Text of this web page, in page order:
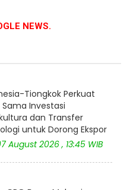
NEWS.
Tiongkok Perkuat
Sama Investasi
dan Transfer
untuk Dorong Ekspor
August 2026 , 13:45 WIB